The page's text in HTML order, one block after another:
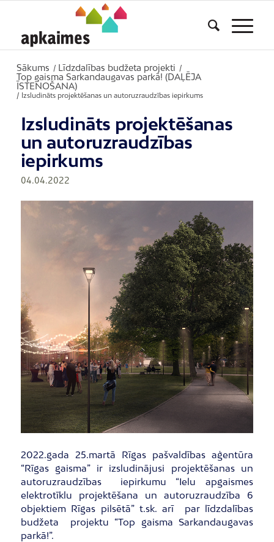
Sākums / Līdzdalības budžeta projekti /
Top gaisma Sarkandaugavas parkā! (DAĻĒJA
ĪSTENOŠANA)
/ Izsludināts projektēšanas un autoruzraudzības iepirkums
Izsludināts projektēšanas
un autoruzraudzības
iepirkums
04.04.2022
2022.gada 25.martā Rīgas pašvaldības aģentūra
“Rīgas gaisma” ir izsludinājusi projektēšanas un
autoruzraudzības iepirkumu “Ielu apgaismes
elektrotīklu projektēšana un autoruzraudzība 6
objektiem Rīgas pilsētā” t.sk. arī par līdzdalības
budžeta projektu “Top gaisma Sarkandaugavas
parkā!”.